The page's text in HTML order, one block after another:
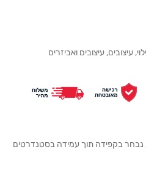
, עיצובים, עיצובים ואביזרים
נבחר בקפידה תוך עמידה בסטנדרטים